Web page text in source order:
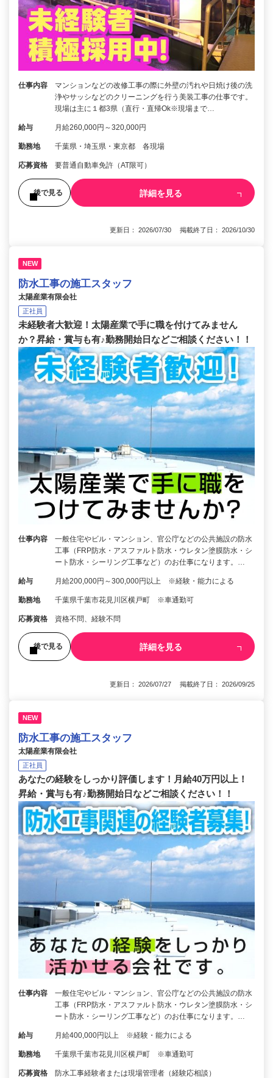
仕事内容
マンションなどの改修工事の際に外壁の汚れや日焼け後の洗
浄やサッシなどのクリーニングを行う美装工事の仕事です。
現場は主に１都3県（直行・直帰Ok※現場まで…
給与 月給260,000円～320,000円
勤務地 千葉県・埼玉県・東京都 各現場
応募資格 要普通自動車免許（AT限可）
後で見る 詳細を見る
更新日： 2026/07/30 掲載終了日： 2026/10/30
NEW
防水工事の施工スタッフ
太陽産業有限会社
正社員
未経験者大歓迎！太陽産業で手に職を付けてみません
か？昇給・賞与も有♪勤務開始日などご相談ください！！
仕事内容
一般住宅やビル・マンション、官公庁などの公共施設の防水
工事（FRP防水・アスファルト防水・ウレタン塗膜防水・シ
ート防水・シーリング工事など）のお仕事になります。…
給与 月給200,000円～300,000円以上 ※経験・能力による
勤務地 千葉県千葉市花見川区横戸町 ※車通勤可
応募資格 資格不問、経験不問
後で見る 詳細を見る
更新日： 2026/07/27 掲載終了日： 2026/09/25
NEW
防水工事の施工スタッフ
太陽産業有限会社
正社員
あなたの経験をしっかり評価します！月給40万円以上！
昇給・賞与も有♪勤務開始日などご相談ください！！
仕事内容
一般住宅やビル・マンション、官公庁などの公共施設の防水
工事（FRP防水・アスファルト防水・ウレタン塗膜防水・シ
ート防水・シーリング工事など）のお仕事になります。…
給与 月給400,000円以上 ※経験・能力による
勤務地 千葉県千葉市花見川区横戸町 ※車通勤可
応募資格 防水工事経験者または現場管理者（経験応相談）